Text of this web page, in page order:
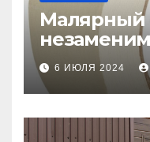
Малярный
при
6 ИЮЛЯ 2024